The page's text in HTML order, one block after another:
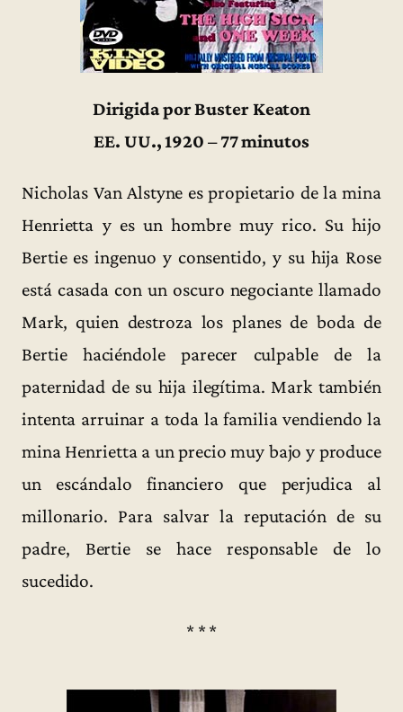
Dirigida por Buster Keaton
EE. UU., 1920 – 77 minutos
Nicholas Van Alstyne es propietario de la mina
Henrietta y es un hombre muy rico. Su hijo
Bertie es ingenuo y consentido, y su hija Rose
está casada con un oscuro negociante llamado
Mark, quien destroza los planes de boda de
Bertie haciéndole parecer culpable de la
paternidad de su hija ilegítima. Mark también
intenta arruinar a toda la familia vendiendo la
mina Henrietta a un precio muy bajo y produce
un escándalo financiero que perjudica al
millonario. Para salvar la reputación de su
padre, Bertie se hace responsable de lo
sucedido.
* * *